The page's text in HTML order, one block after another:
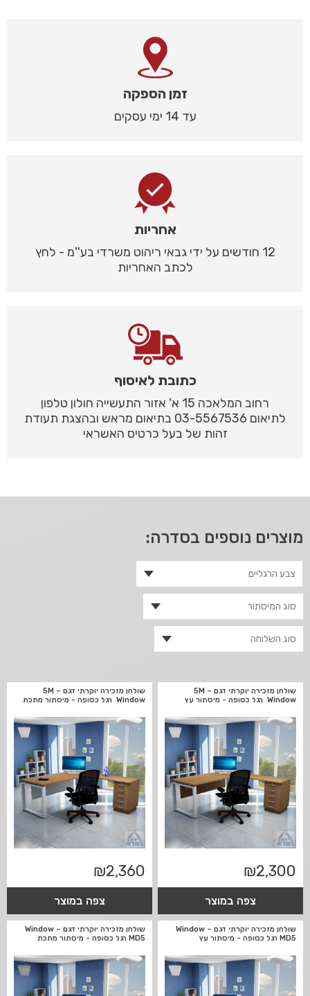
זמן הספקה
עד 14 ימי עסקים
אחריות
12 חודשים על ידי גבאי ריהוט משרדי בע''מ - לחץ
לכתב האחריות
כתובת לאיסוף
רחוב המלאכה 15 א' אזור התעשייה חולון טלפון
לתיאום 03-5567536 בתיאום מראש ובהצגת תעודת
זהות של בעל כרטיס האשראי
מוצרים נוספים בסדרה:
שולחן מזכירה יוקרתי דגם 5M –
Window רגל כסופה - מיסתור עץ
₪2,300
צפה במוצר
שולחן מזכירה יוקרתי דגם 5M –
Window רגל כסופה - מיסתור מתכת
₪2,360
צפה במוצר
שולחן מזכירה יוקרתי דגם Window –
MD5 רגל כסופה - מיסתור עץ
שולחן מזכירה יוקרתי דגם Window –
MD5 רגל כסופה - מיסתור מתכת